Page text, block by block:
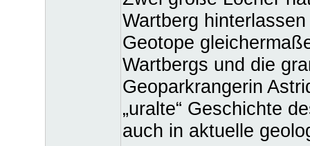
Wartberg
Geotope
Wartbergs und die
Geoparkrangerin
„uralte“ Geschichte
auch in aktuelle